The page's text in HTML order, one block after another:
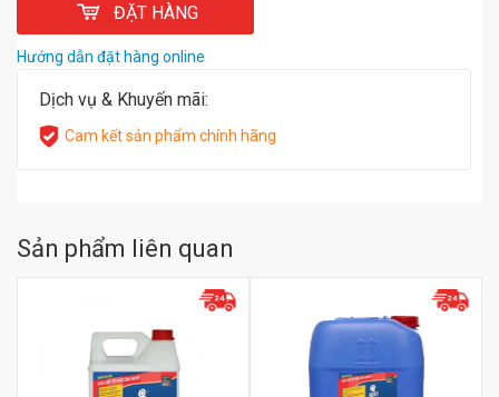
ĐẶT HÀNG
Hướng dẫn đặt hàng online
Dịch vụ & Khuyến mãi:
Cam kết sản phẩm chính hãng
Sản phẩm liên quan